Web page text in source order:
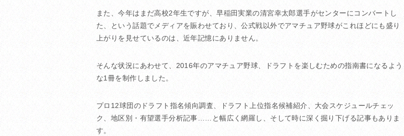
また、今年はまだ高校2年生ですが、早稲田実業の清宮幸太郎選手がセンターにコンバートし
た、という話題でメディアを賑わせており、公式戦以外でアマチュア野球がこれほどにも盛り
上がりを見せているのは、近年記憶にありません。
そんな状況にあわせて、2016年のアマチュア野球、ドラフトを楽しむための指南書になるよう
な1冊を制作しました。
プロ12球団のドラフト指名傾向調査、ドラフト上位指名候補紹介、大会スケジュールチェッ
ク、地区別・有望選手分析記事……と幅広く網羅し、そして時に深く掘り下げる記事もありま
す。